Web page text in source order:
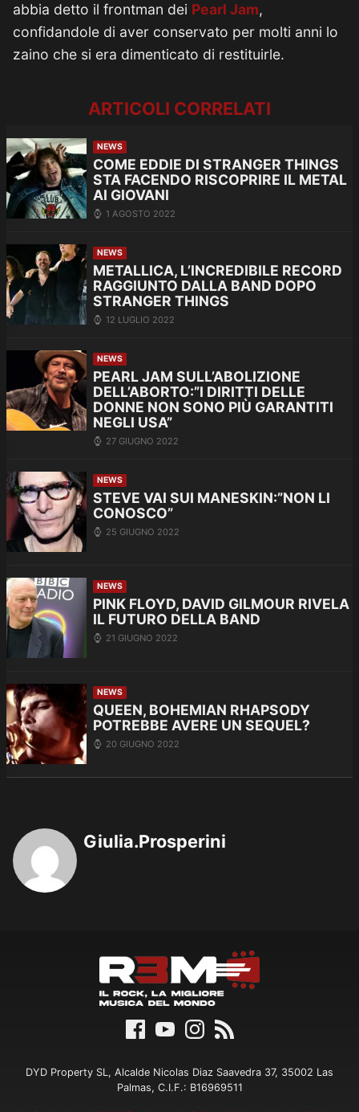
abbia detto il frontman dei Pearl Jam,
confidandole di aver conservato per molti anni lo
zaino che si era dimenticato di restituirle.
ARTICOLI CORRELATI
NEWS
COME EDDIE DI STRANGER THINGS
STA FACENDO RISCOPRIRE IL METAL
AI GIOVANI
1 AGOSTO 2022
NEWS
METALLICA, L’INCREDIBILE RECORD
RAGGIUNTO DALLA BAND DOPO
STRANGER THINGS
12 LUGLIO 2022
NEWS
PEARL JAM SULL’ABOLIZIONE
DELL’ABORTO:”I DIRITTI DELLE
DONNE NON SONO PIÙ GARANTITI
NEGLI USA”
27 GIUGNO 2022
NEWS
STEVE VAI SUI MANESKIN:”NON LI
CONOSCO”
25 GIUGNO 2022
NEWS
PINK FLOYD, DAVID GILMOUR RIVELA
IL FUTURO DELLA BAND
21 GIUGNO 2022
NEWS
QUEEN, BOHEMIAN RHAPSODY
POTREBBE AVERE UN SEQUEL?
20 GIUGNO 2022
Giulia.Prosperini
DYD Property SL, Alcalde Nicolas Diaz Saavedra 37, 35002 Las
Palmas, C.I.F.: B16969511